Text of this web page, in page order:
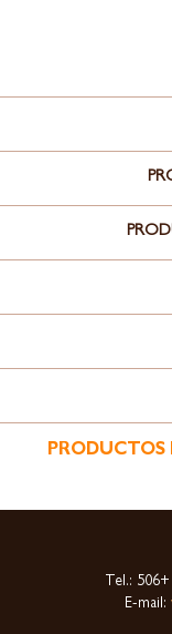
PRODUCTOS
Tel.:
E-mail: